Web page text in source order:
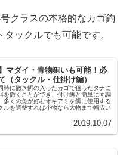
クラスの本格的なカゴ釣
ックルでも可能です。
マダイ・青物狙いも可能！必
（タックル・仕掛け編）
時に撒き餌の入ったカゴで狙ったタナに
を撒くことができ、付け餌と簡単に同調
多くの魚が好むオキアミを餌に使用する
ルを調整すれば小物なら大物まで幅広い
2019.10.07